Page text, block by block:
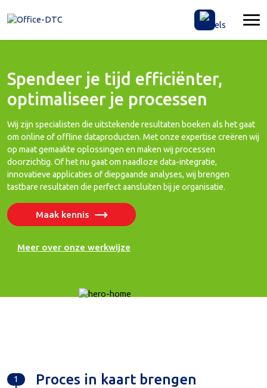
Spendeer je tijd efficiënter,
optimaliseer je processen
Wij zijn specialisten die uitstekende resultaten boeken als het gaat
om online of offline dataproducten. Met onze expertise creëren wij
op maat gemaakte oplossingen en maken wij processen
doorzichtig. Of het nu gaat om naadloze data-integratie,
innovatieve applicaties of diepgaande analyses, wij brengen
tastbare resultaten die perfect aansluiten bij je organisatie.
Maak kennis
Meer over onze werkwijze
1 Proces in kaart brengen